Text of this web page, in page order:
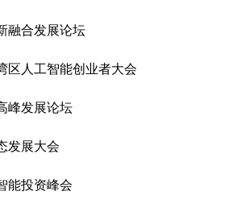
合发展论坛
人工智能创业者大会
发展论坛
展大会
投资峰会